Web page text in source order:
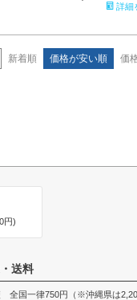
詳細
新着順 価格が安い順 価
円)
送料
全国一律750円（※沖縄県は